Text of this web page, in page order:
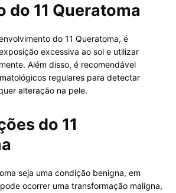
do 11 Queratoma
do 11 Queratoma, é
excessiva ao sol e utilizar
Além disso, é recomendável
regulares para detectar
alteração na pele.
do 11
seja uma condição benigna, em
ocorrer uma transformação maligna,